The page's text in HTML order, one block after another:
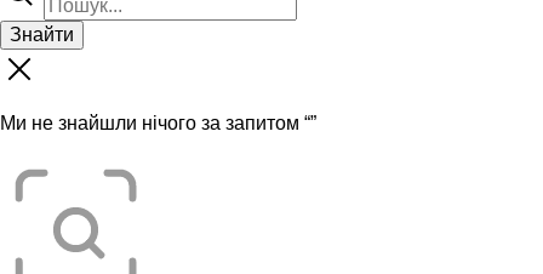
Знайти
Ми не знайшли нічого за запитом “”